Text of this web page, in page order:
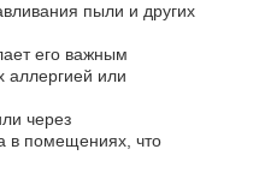
пыли и других
его важным
аллергией или
через
в помещениях, что